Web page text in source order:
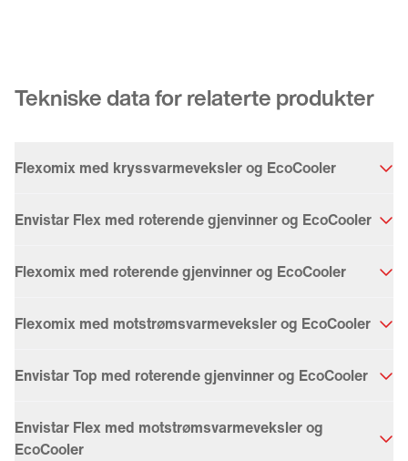
Tekniske data for relaterte produkter
Flexomix med kryssvarmeveksler og EcoCooler
Envistar Flex med roterende gjenvinner og EcoCooler
Flexomix med roterende gjenvinner og EcoCooler
Flexomix med motstrømsvarmeveksler og EcoCooler
Envistar Top med roterende gjenvinner og EcoCooler
Envistar Flex med motstrømsvarmeveksler og
EcoCooler